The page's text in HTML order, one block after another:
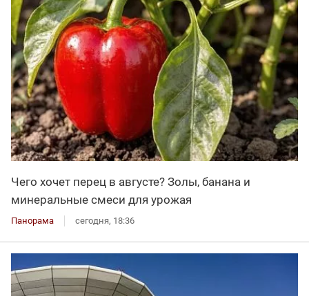
Чего хочет перец в августе? Золы, банана и
минеральные смеси для урожая
Панорама сегодня, 18:36